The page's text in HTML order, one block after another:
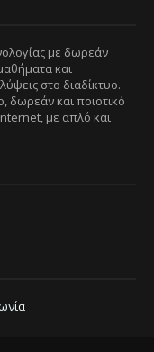
με δωρεάν
και
στο διαδίκτυο.
δωρεάν και ποιοτικό
με απλό και